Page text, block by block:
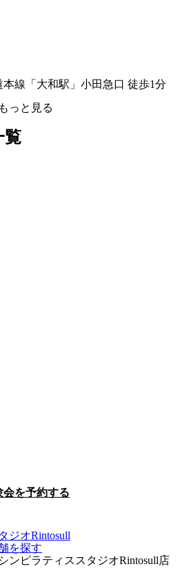
本線 「 大和駅 」 小田急口 徒歩1分
もっと見る
覧
会を予約する
ジオRintosull
を探す
ンピラティススタジオRintosull店